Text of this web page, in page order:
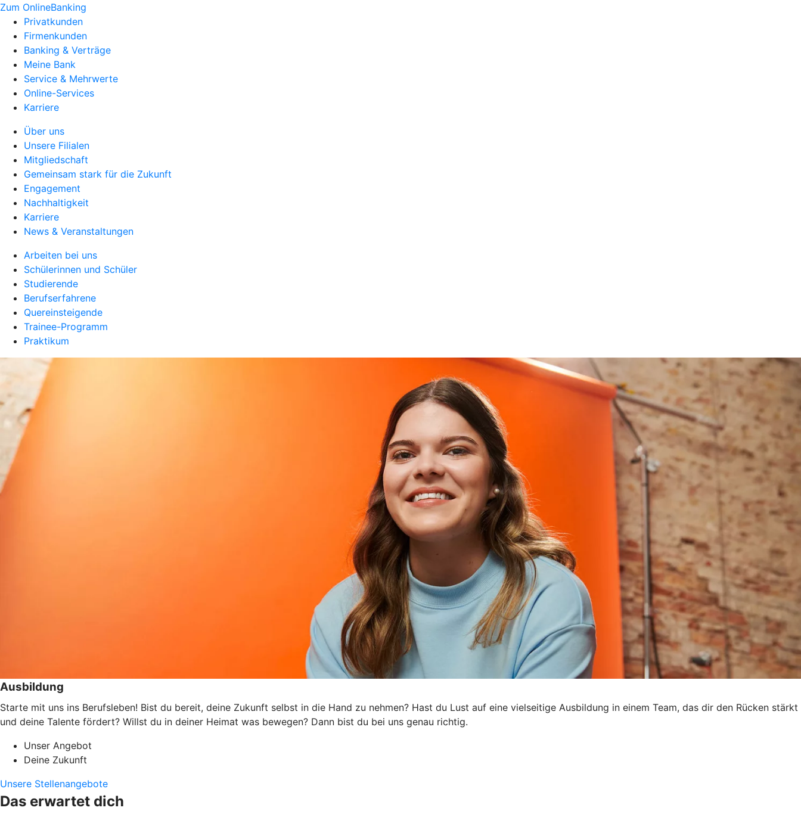
Zum OnlineBanking
Privatkunden
Firmenkunden
Banking & Verträge
Meine Bank
Service & Mehrwerte
Online-Services
Karriere
Über uns
Unsere Filialen
Mitgliedschaft
Gemeinsam stark für die Zukunft
Engagement
Nachhaltigkeit
Karriere
News & Veranstaltungen
Arbeiten bei uns
Schülerinnen und Schüler
Studierende
Berufserfahrene
Quereinsteigende
Trainee-Programm
Praktikum
Ausbildung
Starte mit uns ins Berufsleben! Bist du bereit, deine Zukunft selbst in die Hand zu nehmen? Hast du Lust auf eine vielseitige Ausbildung in einem Team, das dir den Rücken stärkt
und deine Talente fördert? Willst du in deiner Heimat was bewegen? Dann bist du bei uns genau richtig.
Unser Angebot
Deine Zukunft
Unsere Stellenangebote
Das erwartet dich